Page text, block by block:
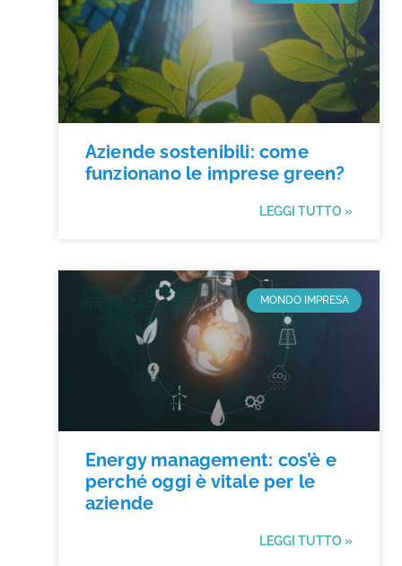
Aziende sostenibili: come
funzionano le imprese green?
LEGGI TUTTO »
MONDO IMPRESA
Energy management: cos’è e
perché oggi è vitale per le
aziende
LEGGI TUTTO »